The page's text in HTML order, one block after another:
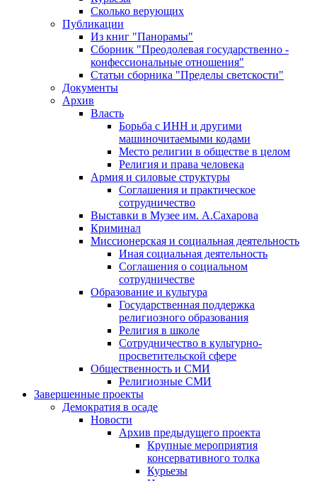
Сколько верующих
Публикации
Из книг "Панорамы"
Сборник "Преодолевая государственно -
конфессиональные отношения"
Статьи сборника "Пределы светскости"
Документы
Архив
Власть
Борьба с ИНН и другими
машиночитаемыми кодами
Место религии в обществе в целом
Религия и права человека
Армия и силовые структуры
Соглашения и практическое
сотрудничество
Выставки в Музее им. А.Сахарова
Криминал
Миссионерская и социальная деятельность
Иная социальная деятельность
Соглашения о социальном
сотрудничестве
Образование и культура
Государственная поддержка
религиозного образования
Религия в школе
Сотрудничество в культурно-
просветительской сфере
Общественность и СМИ
Религиозные СМИ
Завершенные проекты
Демократия в осаде
Новости
Архив предыдущего проекта
Крупные мероприятия
консервативного толка
Курьезы